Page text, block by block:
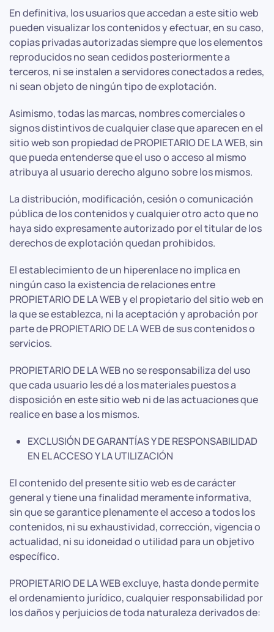
En definitiva, los usuarios que accedan a este sitio web
pueden visualizar los contenidos y efectuar, en su caso,
copias privadas autorizadas siempre que los elementos
reproducidos no sean cedidos posteriormente a
terceros, ni se instalen a servidores conectados a redes,
ni sean objeto de ningún tipo de explotación.
Asimismo, todas las marcas, nombres comerciales o
signos distintivos de cualquier clase que aparecen en el
sitio web son propiedad de PROPIETARIO DE LA WEB, sin
que pueda entenderse que el uso o acceso al mismo
atribuya al usuario derecho alguno sobre los mismos.
La distribución, modificación, cesión o comunicación
pública de los contenidos y cualquier otro acto que no
haya sido expresamente autorizado por el titular de los
derechos de explotación quedan prohibidos.
El establecimiento de un hiperenlace no implica en
ningún caso la existencia de relaciones entre
PROPIETARIO DE LA WEB y el propietario del sitio web en
la que se establezca, ni la aceptación y aprobación por
parte de PROPIETARIO DE LA WEB de sus contenidos o
servicios.
PROPIETARIO DE LA WEB no se responsabiliza del uso
que cada usuario les dé a los materiales puestos a
disposición en este sitio web ni de las actuaciones que
realice en base a los mismos.
EXCLUSIÓN DE GARANTÍAS Y DE RESPONSABILIDAD
EN EL ACCESO Y LA UTILIZACIÓN
El contenido del presente sitio web es de carácter
general y tiene una finalidad meramente informativa,
sin que se garantice plenamente el acceso a todos los
contenidos, ni su exhaustividad, corrección, vigencia o
actualidad, ni su idoneidad o utilidad para un objetivo
específico.
PROPIETARIO DE LA WEB excluye, hasta donde permite
el ordenamiento jurídico, cualquier responsabilidad por
los daños y perjuicios de toda naturaleza derivados de: